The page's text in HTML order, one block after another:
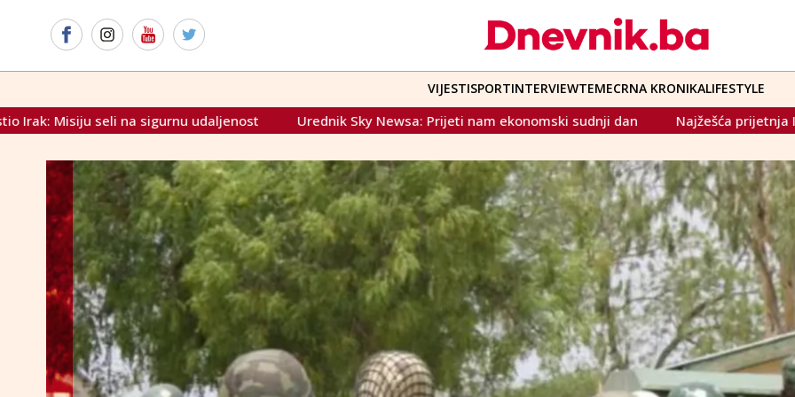
VIJESTISPORTINTERVIEWTEMECRNA KRONIKALIFESTYLE
Urednik Sky Newsa: Prijeti nam ekonomski sudnji dan Najžešća prijetnja Irana Zapadu dosad: "Više